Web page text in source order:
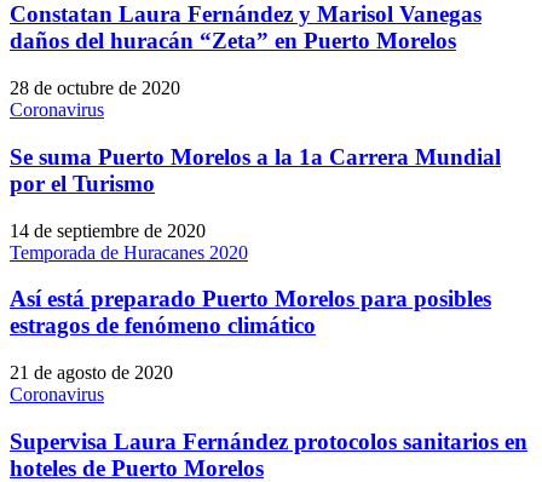
Constatan Laura Fernández y Marisol Vanegas
daños del huracán “Zeta” en Puerto Morelos
28 de octubre de 2020
Coronavirus
Se suma Puerto Morelos a la 1a Carrera Mundial
por el Turismo
14 de septiembre de 2020
Temporada de Huracanes 2020
Así está preparado Puerto Morelos para posibles
estragos de fenómeno climático
21 de agosto de 2020
Coronavirus
Supervisa Laura Fernández protocolos sanitarios en
hoteles de Puerto Morelos